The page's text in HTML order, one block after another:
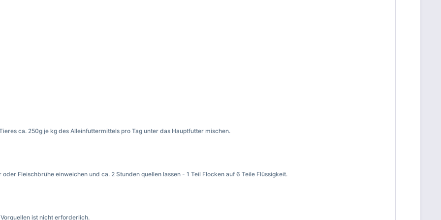
ca. 250g je kg des Alleinfuttermittels pro Tag unter das Hauptfutter mischen.
Fleischbrühe einweichen und ca. 2 Stunden quellen lassen - 1 Teil Flocken auf 6 Teile Flüssigkeit.
ist nicht erforderlich.